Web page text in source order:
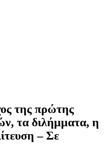
της πρώτης
τα διλήμματα, η
– Σε